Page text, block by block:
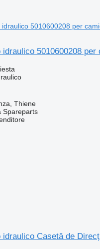
5010600208
Thiene
Spareparts
idraulico Casetă de